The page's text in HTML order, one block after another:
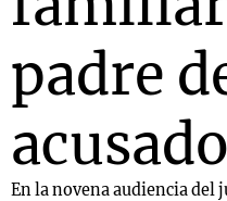
padre
acusado
En la novena audiencia del